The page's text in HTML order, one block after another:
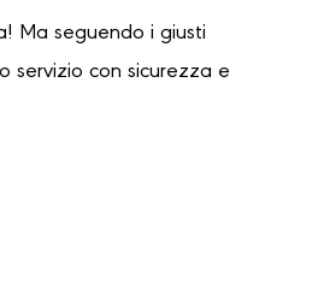
Ma seguendo i giusti
servizio con sicurezza e